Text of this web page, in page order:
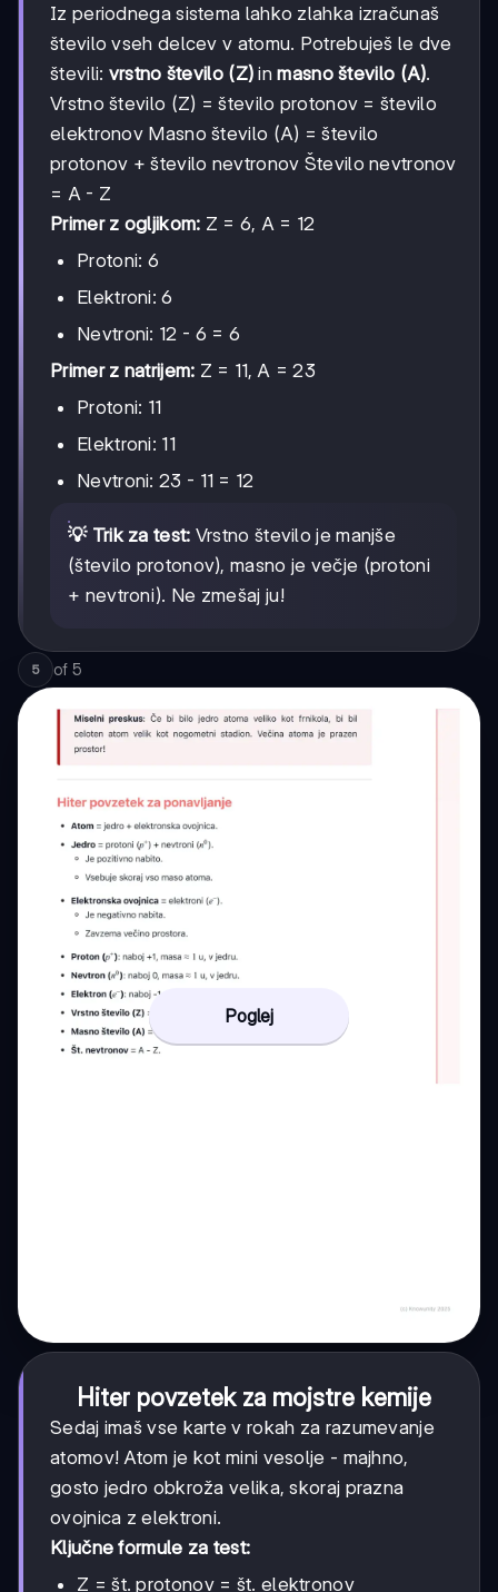
Iz periodnega sistema lahko zlahka izračunaš
število vseh delcev v atomu. Potrebuješ le dve
števili: vrstno število (Z) inmasno število (A).
Vrstno število (Z) = število protonov = število
elektronov Masno število (A) = število
protonov + število nevtronov Število nevtronov
= A - Z
Primer z ogljikom: Z = 6, A = 12
Protoni: 6
Elektroni: 6
Nevtroni: 12 - 6 = 6
Primer z natrijem: Z = 11, A = 23
Protoni: 11
Elektroni: 11
Nevtroni: 23 - 11 = 12
💡 Trik za test: Vrstno število je manjše
(število protonov), masno je večje (protoni
+ nevtroni). Ne zmešaj ju!
5 of 5
Poglej
Hiter povzetek za mojstre kemije
Sedaj imaš vse karte v rokah za razumevanje
atomov! Atom je kot mini vesolje - majhno,
gosto jedro obkroža velika, skoraj prazna
ovojnica z elektroni.
Ključne formule za test:
Z = št. protonov = št. elektronov